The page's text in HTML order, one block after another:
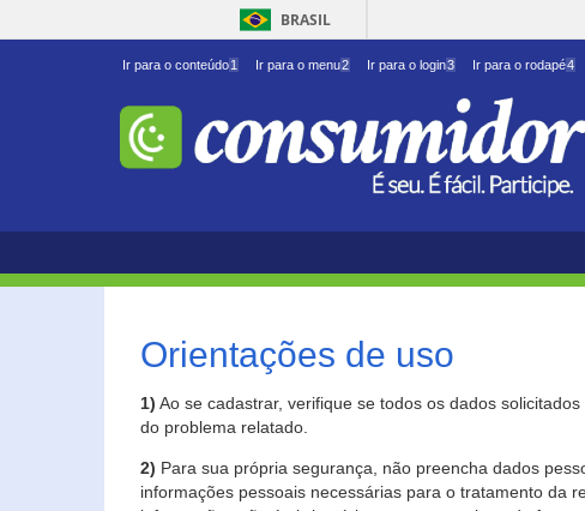
BRASIL
Ir para o conteúdo1 Ir para o menu2 Ir para o login3 Ir para o rodapé4
Orientações de uso
1) Ao se cadastrar, verifique se todos os dados
do problema relatado.
2) Para sua própria segurança, não preencha dados
informações pessoais necessárias para o tratamento da